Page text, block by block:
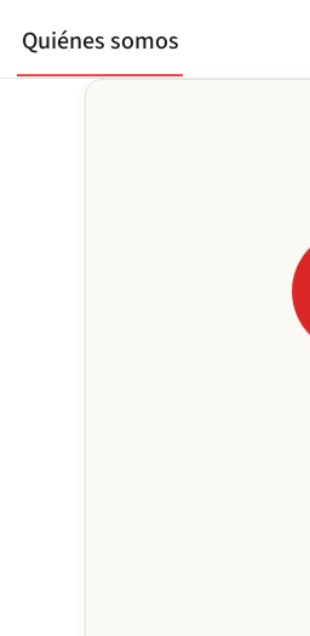
Quiénes somos